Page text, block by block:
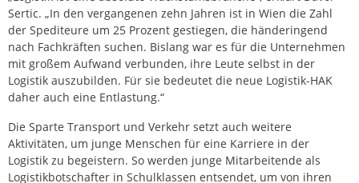
Sertic. „In den vergangenen zehn Jahren ist in Wien die Zahl
der Spediteure um 25 Prozent gestiegen, die händeringend
nach Fachkräften suchen. Bislang war es für die Unternehmen
mit großem Aufwand verbunden, ihre Leute selbst in der
Logistik auszubilden. Für sie bedeutet die neue Logistik-HAK
daher auch eine Entlastung.“
Die Sparte Transport und Verkehr setzt auch weitere
Aktivitäten, um junge Menschen für eine Karriere in der
Logistik zu begeistern. So werden junge Mitarbeitende als
Logistikbotschafter in Schulklassen entsendet, um von ihren